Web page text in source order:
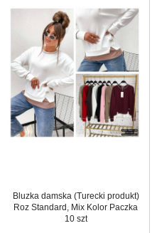
Bluzka damska (Turecki produkt)
Roz Standard, Mix Kolor Paczka
10 szt